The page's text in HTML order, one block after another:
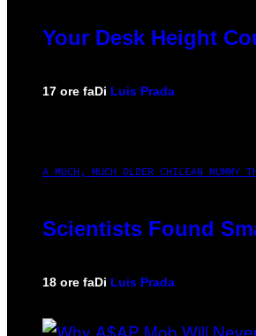
Your Desk Height
17 ore faDi Luis Prada
A MUCH, MUCH OLDER CHILEAN
Scientists Found
18 ore faDi Luis Prada